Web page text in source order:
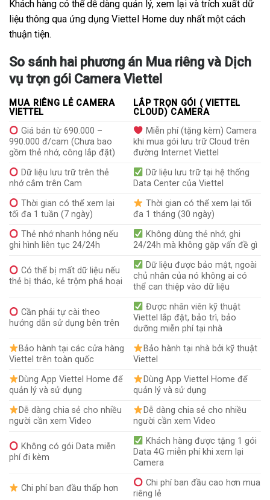
Khách hàng có thể dễ dàng quản lý, xem lại và trích xuất dữ
liệu thông qua ứng dụng Viettel Home duy nhất một cách
thuận tiện.
So sánh hai phương án Mua riêng và Dịch
vụ trọn gói Camera Viettel
MUA RIÊNG LẺ CAMERA
VIETTEL
LẮP TRỌN GÓI ( VIETTEL
CLOUD) CAMERA
Giá bán từ 690.000 –
990.000 đ/cam (Chưa bao
gồm thẻ nhớ, công lắp đặt)
Miễn phí (tặng kèm) Camera
khi mua gói lưu trữ Cloud trên
đường Internet Viettel
Dữ liệu lưu trữ trên thẻ
nhớ cắm trên Cam
Dữ liệu lưu trữ tại hệ thống
Data Center của Viettel
Thời gian có thể xem lại
tối đa 1 tuần (7 ngày)
Thời gian có thể xem lại tối
đa 1 tháng (30 ngày)
Thẻ nhớ nhanh hỏng nếu
ghi hình liên tục 24/24h
Không dùng thẻ nhớ, ghi
24/24h mà không gặp vấn đề gì
Có thể bị mất dữ liệu nếu
thẻ bị tháo, kẻ trộm phá hoại
Dữ liệu được bảo mật, ngoài
chủ nhân của nó không ai có
thể can thiệp vào dữ liệu
Cần phải tự cài theo
hướng dẫn sử dụng bên trên
Được nhân viên kỹ thuật
Viettel lắp đặt, bảo trì, bảo
dưỡng miễn phí tại nhà
Bảo hành tại các cửa hàng
Viettel trên toàn quốc
Bảo hành tại nhà bởi kỹ thuật
Viettel
Dùng App Viettel Home để
quản lý và sử dụng
Dùng App Viettel Home để
quản lý và sử dụng
Dễ dàng chia sẻ cho nhiều
người cần xem Video
Dễ dàng chia sẻ cho nhiều
người cần xem Video
Không có gói Data miễn
phí đi kèm
Khách hàng được tặng 1 gói
Data 4G miễn phí khi xem lại
Camera
Chi phí ban đầu thấp hơn
Chi phí ban đầu cao hơn mua
riêng lẻ